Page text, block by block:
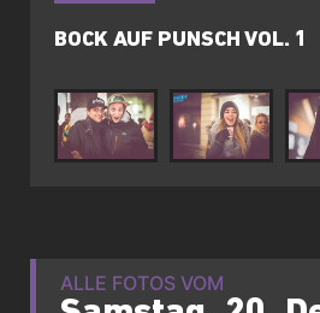
BOCK AUF PUNSCH VOL. 1
ALLE FOTOS VOM